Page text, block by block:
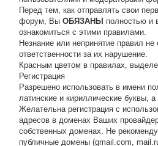
Перед тем, как отправлять свои
форум, ВыОБЯЗАНЫ полностью и
ознакомиться с этими правилами.
Незнание или непринятие правил не
ответственности за их нарушение.
Красным цветом в правилах,
Регистрация
Разрешено использовать в имени
латинские и кириллические буквы,
Желательна регистрация с
адресов в доменах Ваших
собственных доменах. Не
публичные домены (gmail.com,